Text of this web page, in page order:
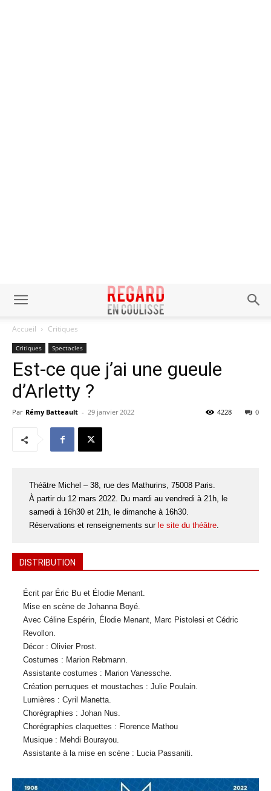
Accueil Critiques
Critiques Spectacles
Est-ce que j’ai une gueule
d’Arletty ?
Par Rémy Batteault - 29 janvier 2022 0
4228
Théâtre Michel – 38, rue des Mathurins, 75008 Paris.
À partir du 12 mars 2022. Du mardi au vendredi à 21h, le
samedi à 16h30 et 21h, le dimanche à 16h30.
Réservations et renseignements sur le site du théâtre.
DISTRIBUTION
Écrit par Éric Bu et Élodie Menant.
Mise en scène de Johanna Boyé.
Avec Céline Espérin, Élodie Menant, Marc Pistolesi et Cédric
Revollon.
Décor : Olivier Prost.
Costumes : Marion Rebmann.
Assistante costumes : Marion Vanessche.
Création perruques et moustaches : Julie Poulain.
Lumières : Cyril Manetta.
Chorégraphies : Johan Nus.
Chorégraphies claquettes : Florence Mathou
Musique : Mehdi Bourayou.
Assistante à la mise en scène : Lucia Passaniti.